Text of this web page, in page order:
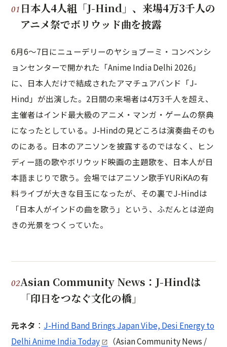
日本人4人組「J-Hind」、来場4万3千人の
アニメ祭でボリウッド曲を披露
6月6〜7日にニューデリーのヤショブーミ・コンベンシ
ョンセンターで開かれた「Anime India Delhi 2026」
に、日本人だけで結成されたアマチュアバンド「J-
Hind」が出演した。2日間の来場者は4万3千人を超え、
主催者はインド最大級のアニメ・マンガ・ゲームの祭典
になったとしている。J-Hindの見どころは演奏曲そのも
のにある。日本のアニソンを披露するのではなく、ヒン
ディー語の歌やボリウッド映画の主題歌を、日本人が日
本語まじりで歌う。会場ではアニソン歌手YURiKAの有
料ライブが大きな目玉になったが、その裏でJ-Hindは
「日本人がインドの曲を歌う」という、ふだんとは逆向
きの光景をつくっていた。
Asian Community News：J-Hindは
「印日をつなぐ文化の橋」
元ネタ ： J-Hind Band Brings Japan Vibe, Desi Energy to
Delhi Anime India Today
（Asian Community News /